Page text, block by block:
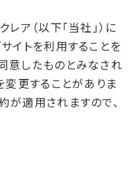
ア（以下「当社」）に
イトを利用することを
意したものとみなされ
変更することがありま
が適用されますので、